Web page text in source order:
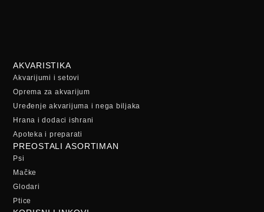
AKVARISTIKA
Akvarijumi i setovi
Oprema za akvarijum
Uređenje akvarijuma i nega biljaka
Hrana i dodaci ishrani
Apoteka i preparati
PREOSTALI ASORTIMAN
Psi
Mačke
Glodari
Ptice